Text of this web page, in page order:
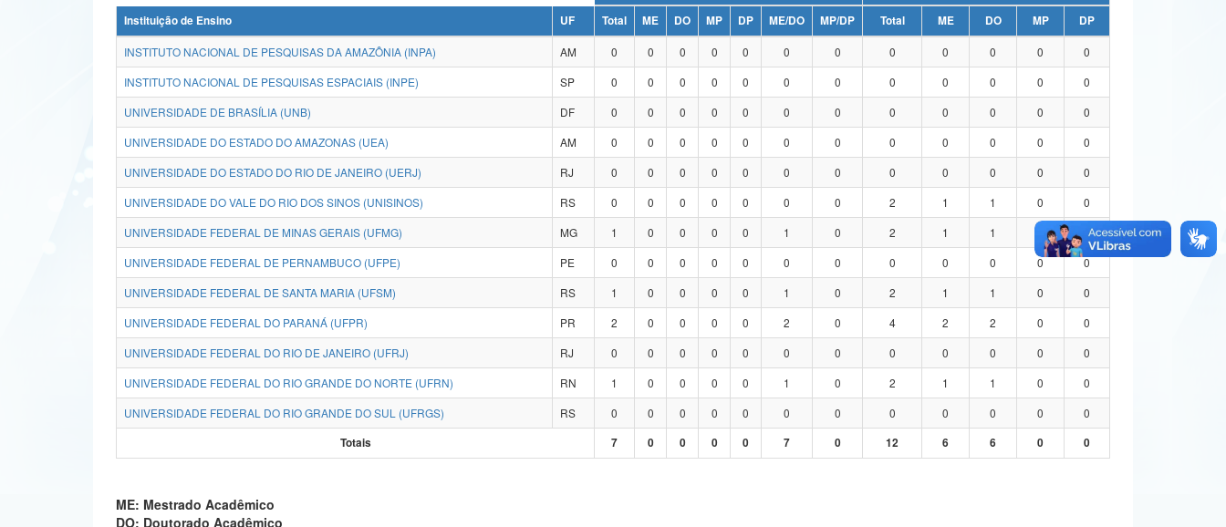
Instituição de Ensino
UF Total ME DO MP DP ME/DO MP/DP Total ME DO MP
DP
INSTITUTO NACIONAL DE PESQUISAS DA AMAZÔNIA (INPA)
AM 0 0 0 0 0 0 0 0 0 0 0
0
INSTITUTO NACIONAL DE PESQUISAS ESPACIAIS (INPE)
SP 0 0 0 0 0 0 0 0 0 0 0
0
UNIVERSIDADE DE BRASÍLIA (UNB)
DF 0 0 0 0 0 0 0 0 0 0 0
0
UNIVERSIDADE DO ESTADO DO AMAZONAS (UEA)
AM 0 0 0 0 0 0 0 0 0 0 0
0
UNIVERSIDADE DO ESTADO DO RIO DE JANEIRO (UERJ)
RJ 0 0 0 0 0 0 0 0 0 0 0
0
UNIVERSIDADE DO VALE DO RIO DOS SINOS (UNISINOS)
RS 0 0 0 0 0 0 0 2 1 1 0
0
UNIVERSIDADE FEDERAL DE MINAS GERAIS (UFMG)
MG 1 0 0 0 0 1 0 2 1 1
0
UNIVERSIDADE FEDERAL DE PERNAMBUCO (UFPE)
PE 0 0 0 0 0 0 0 0 0 0 0
0
UNIVERSIDADE FEDERAL DE SANTA MARIA (UFSM)
RS 1 0 0 0 0 1 0 2 1 1 0
0
UNIVERSIDADE FEDERAL DO PARANÁ (UFPR)
PR 2 0 0 0 0 2 0 4 2 2 0
0
UNIVERSIDADE FEDERAL DO RIO DE JANEIRO (UFRJ)
RJ 0 0 0 0 0 0 0 0 0 0 0
0
UNIVERSIDADE FEDERAL DO RIO GRANDE DO NORTE (UFRN)
RN 1 0 0 0 0 1 0 2 1 1 0
0
UNIVERSIDADE FEDERAL DO RIO GRANDE DO SUL (UFRGS)
RS 0 0 0 0 0 0 0 0 0 0 0
0
Totais
7 0 0 0 0 7 0 12 6 6 0 0
ME: Mestrado Acadêmico
DO: Doutorado Acadêmico